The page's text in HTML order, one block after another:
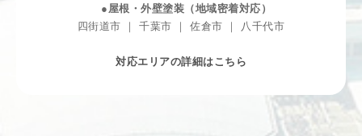
●屋根・外壁塗装（地域密着対応）
四街道市 ｜ 千葉市 ｜ 佐倉市 ｜ 八千代市
対応エリアの詳細はこちら